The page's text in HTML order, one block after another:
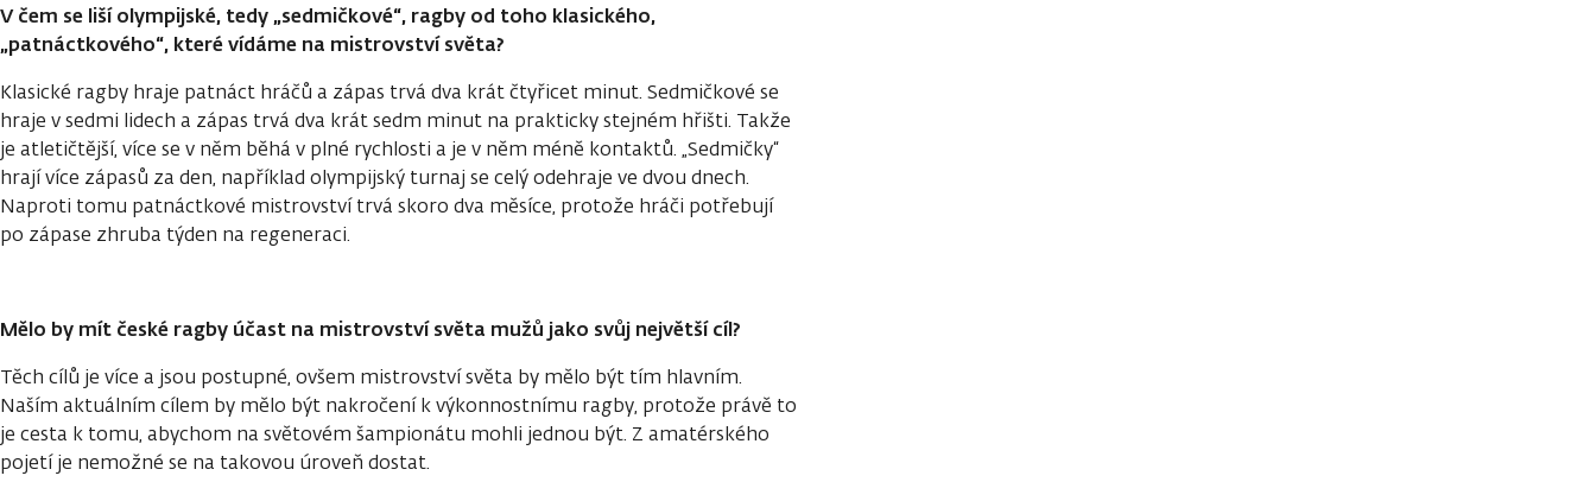
V čem se liší olympijské, tedy „sedmičkové“, ragby od toho klasického,
„patnáctkového“, které vídáme na mistrovství světa?
Klasické ragby hraje patnáct hráčů a zápas trvá dva krát čtyřicet minut. Sedmičkové se
hraje v sedmi lidech a zápas trvá dva krát sedm minut na prakticky stejném hřišti. Takže
je atletičtější, více se v něm běhá v plné rychlosti a je v něm méně kontaktů. „Sedmičky“
hrají více zápasů za den, například olympijský turnaj se celý odehraje ve dvou dnech.
Naproti tomu patnáctkové mistrovství trvá skoro dva měsíce, protože hráči potřebují
po zápase zhruba týden na regeneraci.
Mělo by mít české ragby účast na mistrovství světa mužů jako svůj největší cíl?
Těch cílů je více a jsou postupné, ovšem mistrovství světa by mělo být tím hlavním.
Naším aktuálním cílem by mělo být nakročení k výkonnostnímu ragby, protože právě to
je cesta k tomu, abychom na světovém šampionátu mohli jednou být. Z amatérského
pojetí je nemožné se na takovou úroveň dostat.